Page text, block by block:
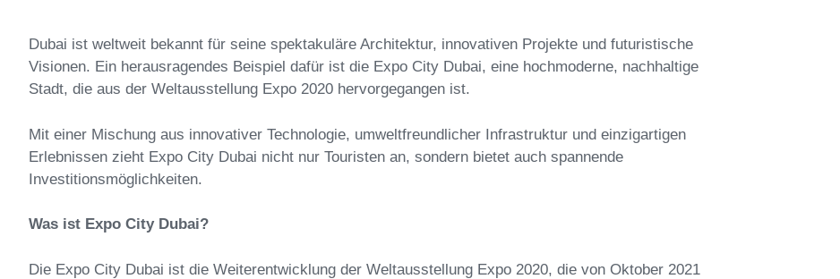
Dubai ist weltweit bekannt für seine spektakuläre Architektur, innovativen Projekte und futuristische
Visionen. Ein herausragendes Beispiel dafür ist die Expo City Dubai, eine hochmoderne, nachhaltige
Stadt, die aus der Weltausstellung Expo 2020 hervorgegangen ist.
Mit einer Mischung aus innovativer Technologie, umweltfreundlicher Infrastruktur und einzigartigen
Erlebnissen zieht Expo City Dubai nicht nur Touristen an, sondern bietet auch spannende
Investitionsmöglichkeiten.
Was ist Expo City Dubai?
Die Expo City Dubai ist die Weiterentwicklung der Weltausstellung Expo 2020, die von Oktober 2021